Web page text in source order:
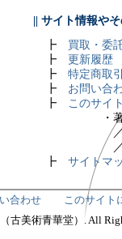
|| サイト情報や
┣ 買取・委
┣ 更新履歴
┣ 特定商取
┣ お問い合
┣
このサイ
・著作権
／個人
／リンク
┣ サイトマ
合わせ このサイト
古美術青華堂）. All